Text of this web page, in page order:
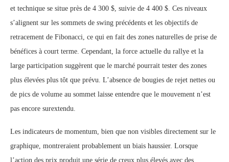
et technique se situe près de 4 300 $, suivie de 4 400 $. Ces niveaux
s’alignent sur les sommets de swing précédents et les objectifs de
retracement de Fibonacci, ce qui en fait des zones naturelles de prise de
bénéfices à court terme. Cependant, la force actuelle du rallye et la
large participation suggèrent que le marché pourrait tester des zones
plus élevées plus tôt que prévu. L’absence de bougies de rejet nettes ou
de pics de volume au sommet laisse entendre que le mouvement n’est
pas encore surextendu.
Les indicateurs de momentum, bien que non visibles directement sur le
graphique, montreraient probablement un biais haussier. Lorsque
l’action des prix produit une série de creux plus élevés avec des